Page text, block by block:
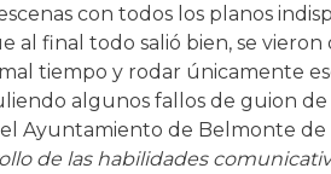
con todos los planos
al final todo salió bien, se
tiempo y rodar únicamente
algunos fallos de guion de
Ayuntamiento de Belmonte de
de las habilidades